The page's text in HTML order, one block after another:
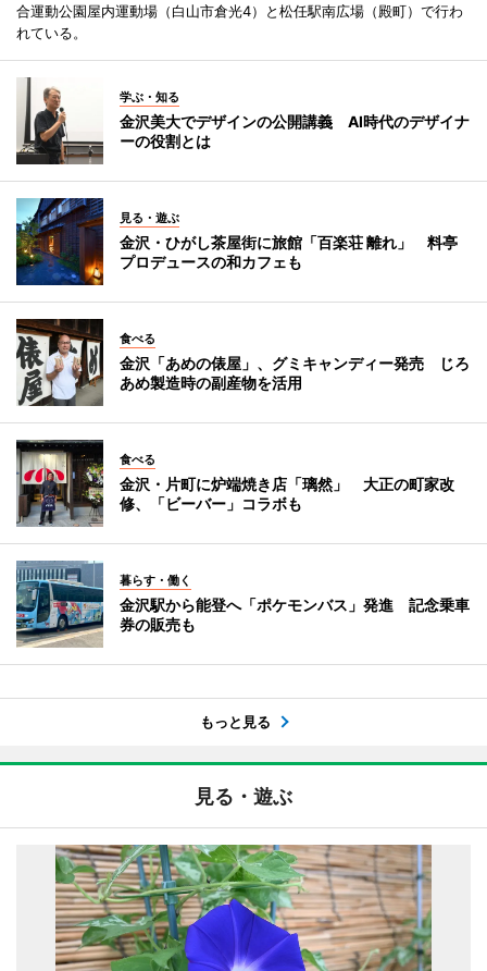
合運動公園屋内運動場（白山市倉光4）と松任駅南広場（殿町）で行わ
れている。
学ぶ・知る
金沢美大でデザインの公開講義 AI時代のデザイナ
ーの役割とは
見る・遊ぶ
金沢・ひがし茶屋街に旅館「百楽荘 離れ」 料亭
プロデュースの和カフェも
食べる
金沢「あめの俵屋」、グミキャンディー発売 じろ
あめ製造時の副産物を活用
食べる
金沢・片町に炉端焼き店「璃然」 大正の町家改
修、「ビーバー」コラボも
暮らす・働く
金沢駅から能登へ「ポケモンバス」発進 記念乗車
券の販売も
もっと見る
見る・遊ぶ